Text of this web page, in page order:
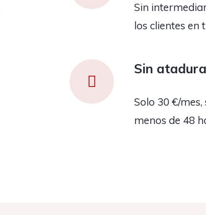
Sin
los clientes en
Sin
Solo 30 €/
menos de 48